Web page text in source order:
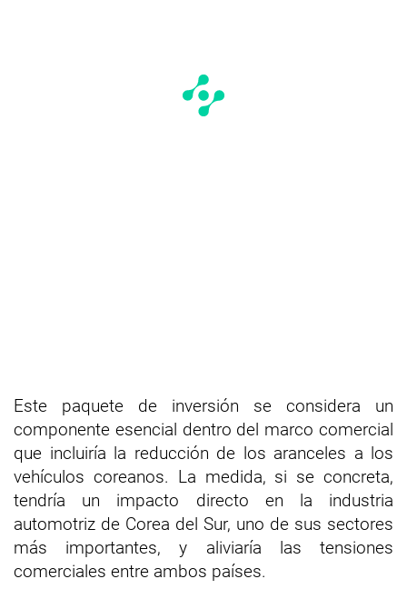
Este paquete de inversión se considera un
componente esencial dentro del marco comercial
que incluiría la reducción de los aranceles a los
vehículos coreanos. La medida, si se concreta,
tendría un impacto directo en la industria
automotriz de Corea del Sur, uno de sus sectores
más importantes, y aliviaría las tensiones
comerciales entre ambos países.